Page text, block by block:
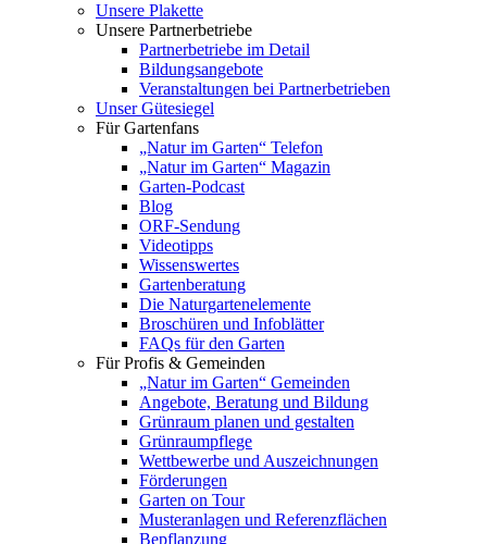
Unsere Plakette
Unsere Partnerbetriebe
Partnerbetriebe im Detail
Bildungsangebote
Veranstaltungen bei Partnerbetrieben
Unser Gütesiegel
Für Gartenfans
„Natur im Garten“ Telefon
„Natur im Garten“ Magazin
Garten-Podcast
Blog
ORF-Sendung
Videotipps
Wissenswertes
Gartenberatung
Die Naturgartenelemente
Broschüren und Infoblätter
FAQs für den Garten
Für Profis & Gemeinden
„Natur im Garten“ Gemeinden
Angebote, Beratung und Bildung
Grünraum planen und gestalten
Grünraumpflege
Wettbewerbe und Auszeichnungen
Förderungen
Garten on Tour
Musteranlagen und Referenzflächen
Bepflanzung